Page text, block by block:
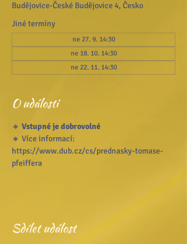
Budějovice-České Budějovice 4, Česko
Jiné termíny
ne 27. 9. 14:30
ne 18. 10. 14:30
ne 22. 11. 14:30
O události
🔸 Vstupné je dobrovolné
🔸 Více informací:
https://www.dub.cz/cs/prednasky-tomase-
pfeiffera
Sdílet událost